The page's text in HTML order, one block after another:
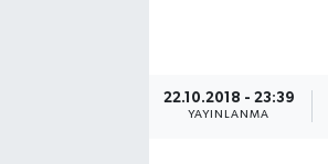
22.10.2018 - 23:39
YAYINLANMA